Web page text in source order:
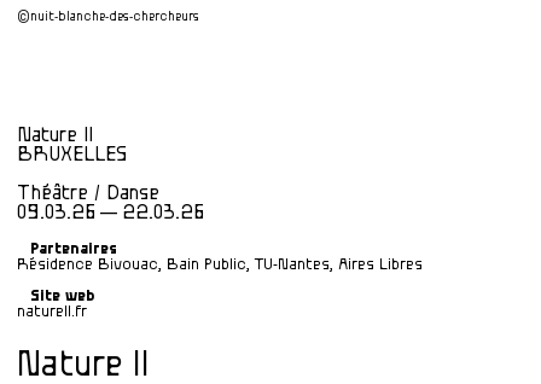
©nuit-blanche-des-chercheurs
Nature II
BRUXELLES
Théâtre / Danse
09.03.26 — 22.03.26
Partenaires
Résidence Bivouac, Bain Public, TU-Nantes, Aires Libres
Site web
natureII.fr
Nature II